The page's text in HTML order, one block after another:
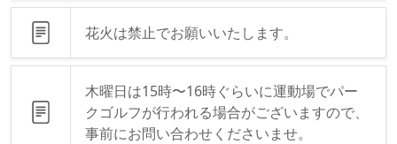
花火は禁止でお願いいたします。
木曜日は15時〜16時ぐらいに運動場でパー
クゴルフが行われる場合がございますので、
事前にお問い合わせくださいませ。